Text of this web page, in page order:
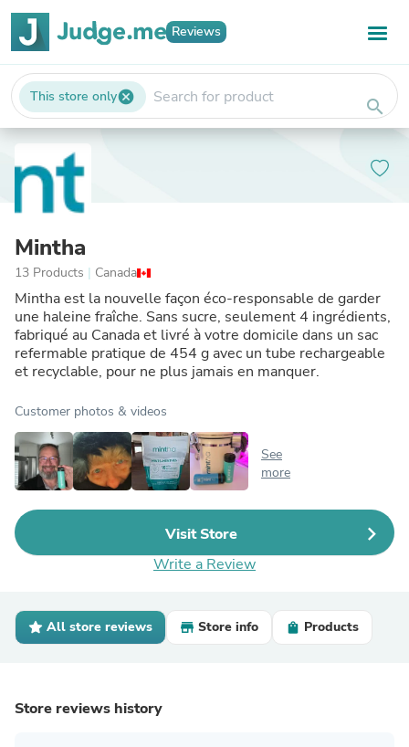
Reviews
This store onlycancel search
Mintha
13 Products | Canada
Mintha est la nouvelle façon éco-responsable de garder
une haleine fraîche. Sans sucre, seulement 4 ingrédients,
fabriqué au Canada et livré à votre domicile dans un sac
refermable pratique de 454 g avec un tube rechargeable
et recyclable, pour ne plus jamais en manquer.
Customer photos & videos
See
more
Visit Store
Write a Review
All store reviews Store info Products
Store reviews history